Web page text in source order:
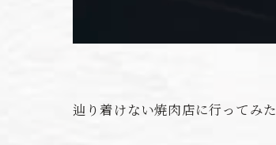
辿り着けない焼肉店に行ってみた